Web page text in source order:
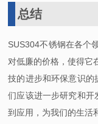
总结
SUS304不锈钢在各个
对低廉的价格，使得它
技的进步和环保意识的
们应该进一步研究和开
到应用，为我们的生活